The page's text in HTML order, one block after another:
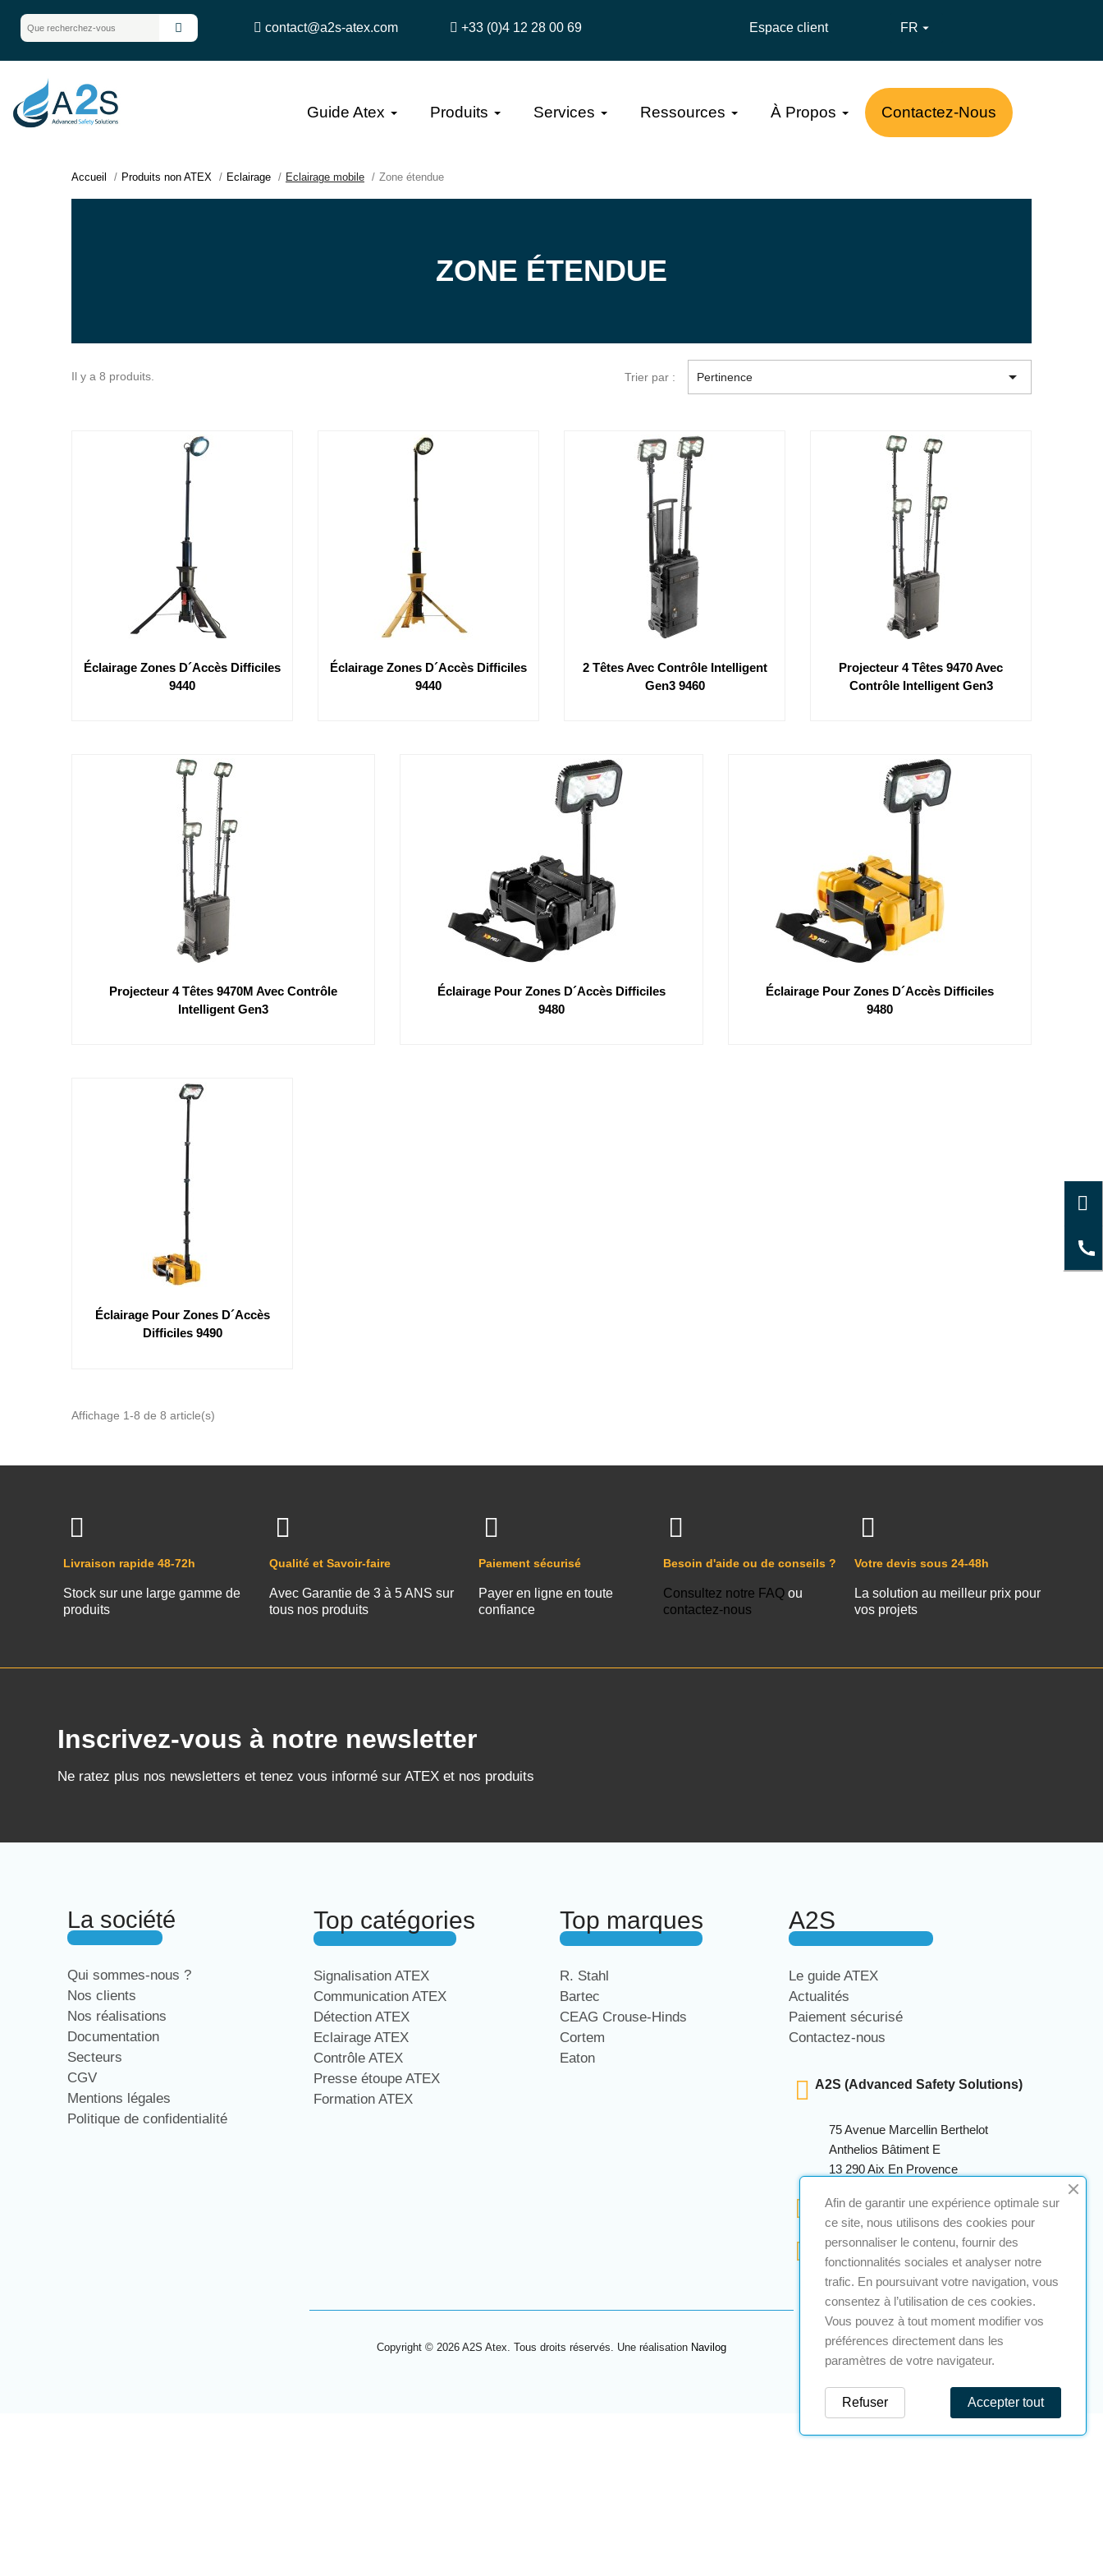
contact@a2s-atex.com +33 (0)4 12 28 00 69 Espace client FR 
Guide Atex Produits Services Ressources À Propos Contactez-Nous
Accueil Produits non ATEX Eclairage Eclairage mobile Zone étendue
ZONE ÉTENDUE
Il y a 8 produits. Trier par : Pertinence 
Éclairage Zones D´accès Difficiles
9440
Éclairage Zones D´accès Difficiles
9440
2 Têtes Avec Contrôle Intelligent
Gen3 9460
Projecteur 4 Têtes 9470 Avec
Contrôle Intelligent Gen3
Projecteur 4 Têtes 9470M Avec Contrôle
Intelligent Gen3
Éclairage Pour Zones D´accès Difficiles
9480
Éclairage Pour Zones D´accès Difficiles
9480
Éclairage Pour Zones D´accès
Difficiles 9490
Affichage 1-8 de 8 article(s)
Livraison rapide 48-72h
Stock sur une large gamme de
produits
Qualité et Savoir-faire
Avec Garantie de 3 à 5 ANS sur
tous nos produits
Paiement sécurisé
Payer en ligne en toute
confiance
Besoin d'aide ou de conseils ?
Consultez notre FAQou
contactez-nous
Votre devis sous 24-48h
La solution au meilleur prix pour
vos projets
Inscrivez-vous à notre newsletter
Ne ratez plus nos newsletters et tenez vous informé sur ATEX et nos produits
La société
Qui sommes-nous ?
Nos clients
Nos réalisations
Documentation
Secteurs
CGV
Mentions légales
Politique de confidentialité
Top catégories
Signalisation ATEX
Communication ATEX
Détection ATEX
Eclairage ATEX
Contrôle ATEX
Presse étoupe ATEX
Formation ATEX
Top marques
R. Stahl
Bartec
CEAG Crouse-Hinds
Cortem
Eaton
A2S
Le guide ATEX
Actualités
Paiement sécurisé
Contactez-nous
A2S (Advanced Safety Solutions)
75 Avenue Marcellin Berthelot
Anthelios Bâtiment E
13 290 Aix En Provence
+33 (0)4 12 28 00 69
contact@a2s-atex.com
Copyright © 2026 A2S Atex. Tous droits réservés. Une réalisation Navilog
Afin de garantir une expérience optimale sur
ce site, nous utilisons des cookies pour
personnaliser le contenu, fournir des
fonctionnalités sociales et analyser notre
trafic. En poursuivant votre navigation, vous
consentez à l’utilisation de ces cookies.
Vous pouvez à tout moment modifier vos
préférences directement dans les
paramètres de votre navigateur.
Accepter tout
Refuser